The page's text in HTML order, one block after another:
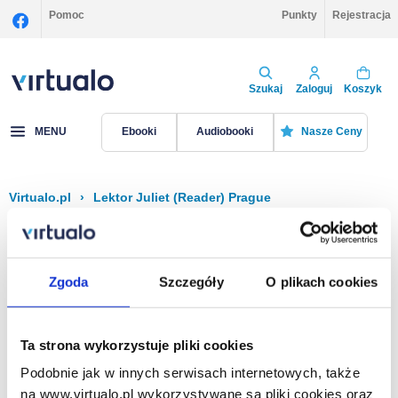
Zgoda Szczegóły O plikach cookies
Ta strona wykorzystuje pliki cookies
Podobnie jak w innych serwisach internetowych, także
na www.virtualo.pl wykorzystywane są pliki cookies oraz
Pomoc Punkty Rejestracja
Szukaj Zaloguj Koszyk
MENU Ebooki Audiobooki Nasze Ceny
Virtualo.pl › Lektor Juliet (Reader) Prague
Filtruj Sortuj
Na stronie